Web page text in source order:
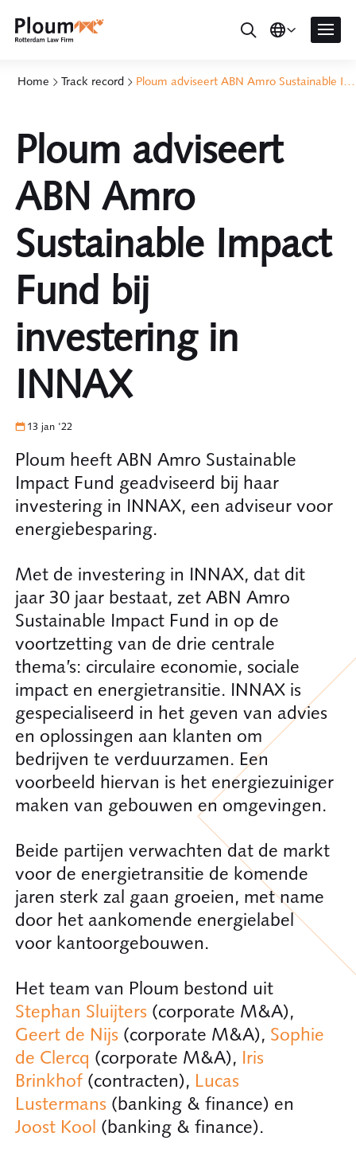
Home Track record Ploum adviseert ABN Amro Sustainable Impact Fund bij investering in INNAX
Ploum adviseert
ABN Amro
Sustainable Impact
Fund bij
investering in
INNAX
13 jan '22
Ploum heeft ABN Amro Sustainable
Impact Fund geadviseerd bij haar
investering in INNAX, een adviseur voor
energiebesparing.
Met de investering in INNAX, dat dit
jaar 30 jaar bestaat, zet ABN Amro
Sustainable Impact Fund in op de
voortzetting van de drie centrale
thema’s: circulaire economie, sociale
impact en energietransitie. INNAX is
gespecialiseerd in het geven van advies
en oplossingen aan klanten om
bedrijven te verduurzamen. Een
voorbeeld hiervan is het energiezuiniger
maken van gebouwen en omgevingen.
Beide partijen verwachten dat de markt
voor de energietransitie de komende
jaren sterk zal gaan groeien, met name
door het aankomende energielabel
voor kantoorgebouwen.
Het team van Ploum bestond uit
Stephan Sluijters (corporate M&A),
Geert de Nijs (corporate M&A), Sophie
de Clercq (corporate M&A), Iris
Brinkhof(contracten), Lucas
Lustermans (banking & finance) en
Joost Kool (banking & finance).